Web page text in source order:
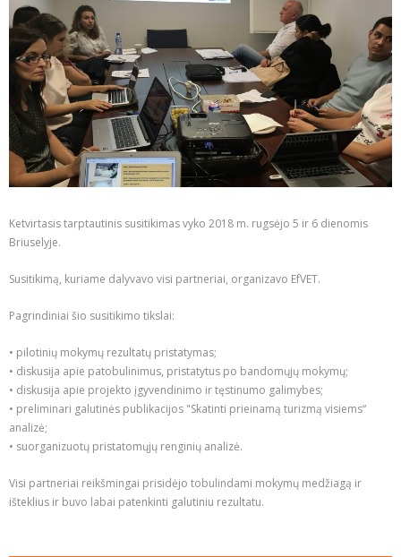
Ketvirtasis tarptautinis susitikimas vyko 2018 m. rugsėjo 5 ir 6 dienomis
Briuselyje.
Susitikimą, kuriame dalyvavo visi partneriai, organizavo EfVET.
Pagrindiniai šio susitikimo tikslai:
• pilotinių mokymų rezultatų pristatymas;
• diskusija apie patobulinimus, pristatytus po bandomųjų mokymų;
• diskusija apie projekto įgyvendinimo ir tęstinumo galimybes;
• preliminari galutinės publikacijos "Skatinti prieinamą turizmą visiems“
analizė;
• suorganizuotų pristatomųjų renginių analizė.
Visi partneriai reikšmingai prisidėjo tobulindami mokymų medžiagą ir
išteklius ir buvo labai patenkinti galutiniu rezultatu.